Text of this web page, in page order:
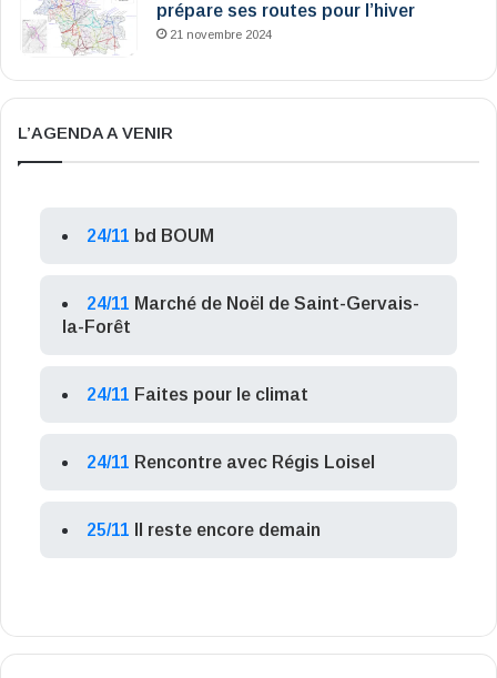
prépare ses routes pour l’hiver
21 novembre 2024
L’AGENDA A VENIR
24/11 bd BOUM
24/11 Marché de Noël de Saint-Gervais-
la-Forêt
24/11 Faites pour le climat
24/11 Rencontre avec Régis Loisel
25/11 Il reste encore demain